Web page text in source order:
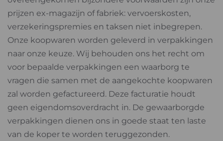
prijzen ex-magazijn of fabriek: vervoerskosten,
verzekeringspremies en taksen niet inbegrepen.
Onze koopwaren worden geleverd in verpakkingen
naar onze keuze. Wij behouden ons het recht om
voor bepaalde verpakkingen een waarborg te
vragen die samen met de aangekochte koopwaren
zal worden gefactureerd. Deze facturatie houdt
geen eigendomsoverdracht in. De gewaarborgde
verpakkingen dienen ons in goede staat ten laste
van de koper te worden teruggezonden.